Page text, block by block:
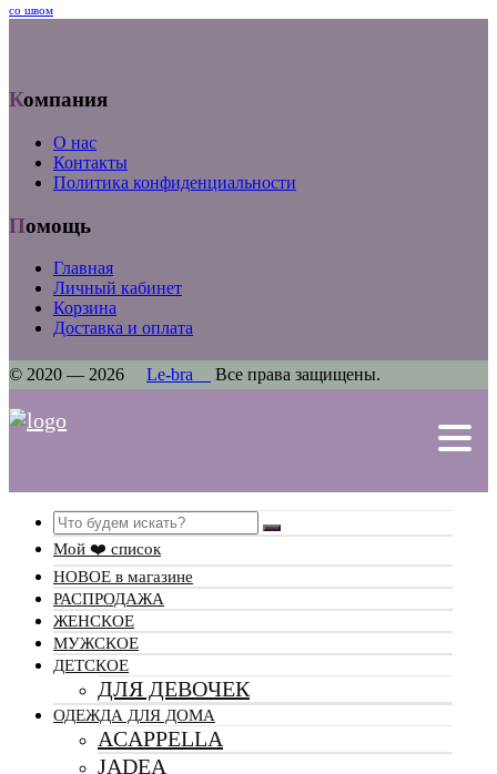
со швом
Компания
О нас
Контакты
Политика конфиденциальности
Помощь
Главная
Личный кабинет
Корзина
Доставка и оплата
© 2020 — 2026 Le-bra Все права защищены.
Search
Мой ❤️ список
НОВОЕ в магазине
РАСПРОДАЖА
ЖЕНСКОЕ
МУЖСКОЕ
ДЕТСКОЕ
ДЛЯ ДЕВОЧЕК
ОДЕЖДА ДЛЯ ДОМА
ACAPPELLA
JADEA